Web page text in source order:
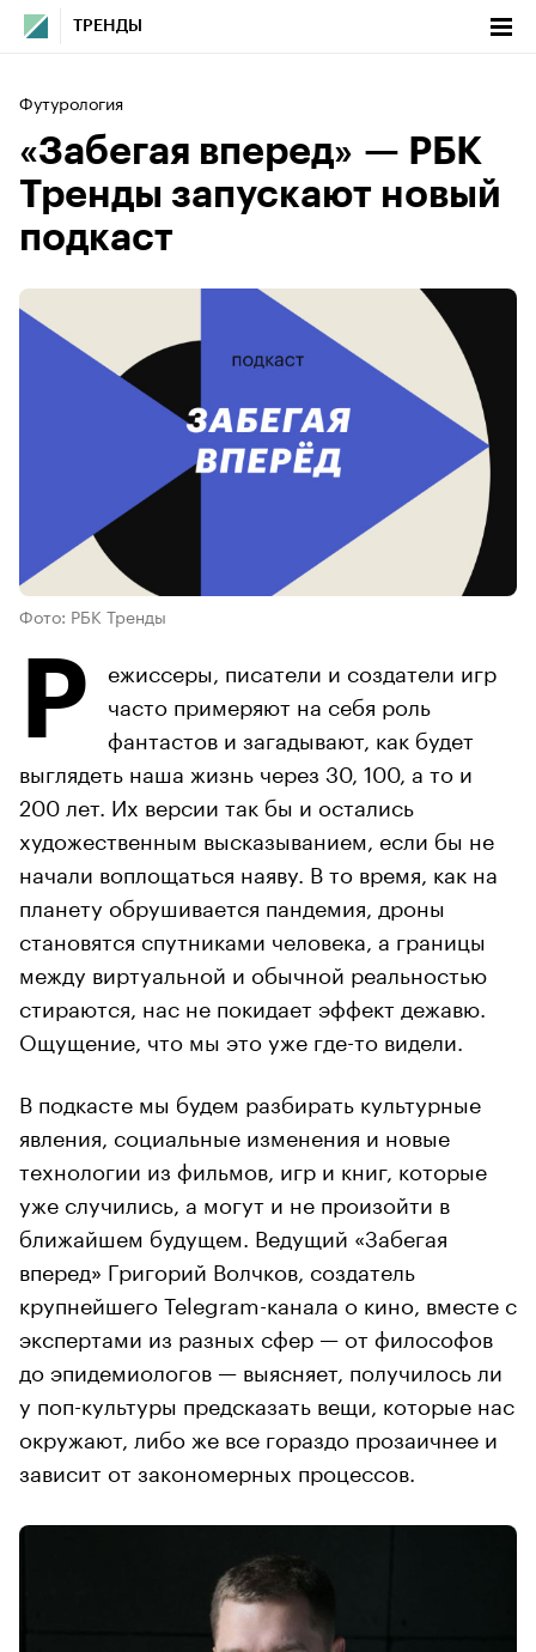
ТРЕНДЫ
Футурология
«Забегая вперед» — РБК
Тренды запускают новый
подкаст
Фото: РБК Тренды
Р
ежиссеры, писатели и создатели игр
часто примеряют на себя роль
фантастов и загадывают, как будет
выглядеть наша жизнь через 30, 100, а то и
200 лет. Их версии так бы и остались
художественным высказыванием, если бы не
начали воплощаться наяву. В то время, как на
планету обрушивается пандемия, дроны
становятся спутниками человека, а границы
между виртуальной и обычной реальностью
стираются, нас не покидает эффект дежавю.
Ощущение, что мы это уже где-то видели.
В подкасте мы будем разбирать культурные
явления, социальные изменения и новые
технологии из фильмов, игр и книг, которые
уже случились, а могут и не произойти в
ближайшем будущем. Ведущий «Забегая
вперед» Григорий Волчков, создатель
крупнейшего Telegram-канала о кино, вместе с
экспертами из разных сфер — от философов
до эпидемиологов — выясняет, получилось ли
у поп-культуры предсказать вещи, которые нас
окружают, либо же все гораздо прозаичнее и
зависит от закономерных процессов.